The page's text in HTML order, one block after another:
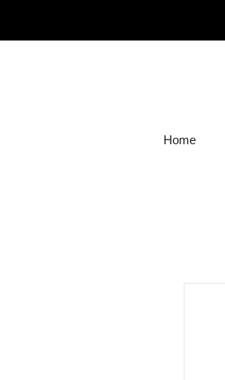
Home